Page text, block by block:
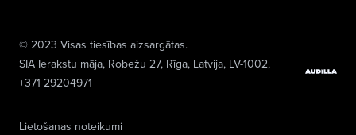
Lietošanas noteikumi
© 2023 Visas tiesības aizsargātas.
SIA Ierakstu māja, Robežu 27, Rīga, Latvija, LV-1002,
+371 29204971